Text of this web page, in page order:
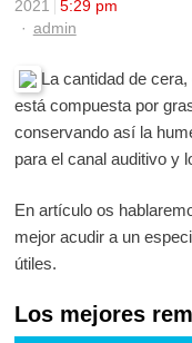
2021
5:29 pm
Author
admin
La cantidad de
está compuesta por
conservando así la
para el canal auditivo y
En artículo os
mejor acudir a un
útiles.
Los mejores